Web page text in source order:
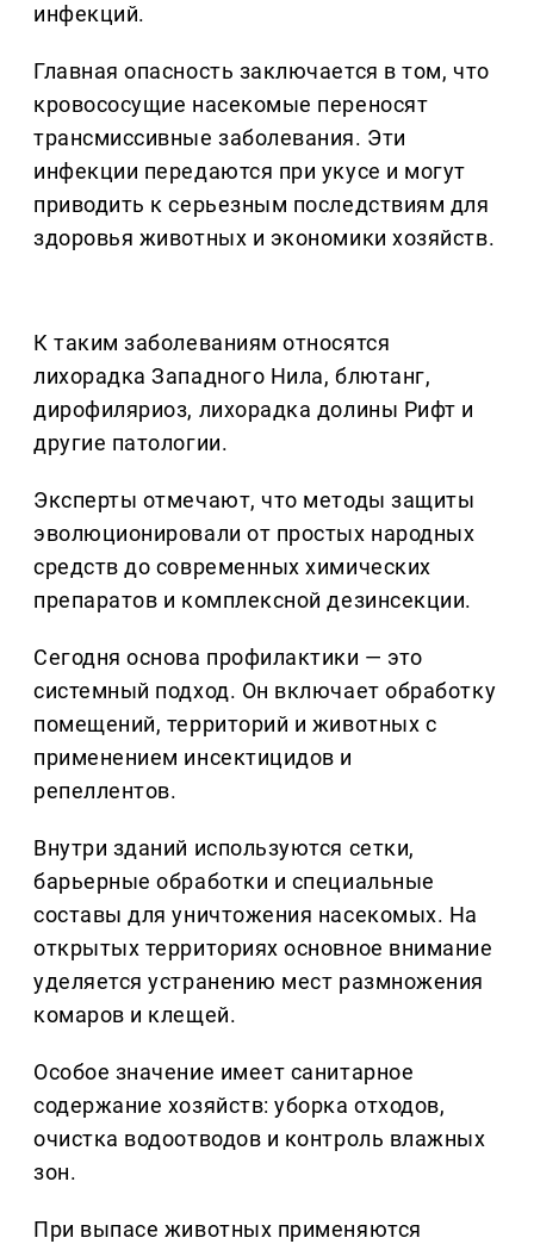
инфекций.
Главная опасность заключается в том, что
кровососущие насекомые переносят
трансмиссивные заболевания. Эти
инфекции передаются при укусе и могут
приводить к серьезным последствиям для
здоровья животных и экономики хозяйств.
К таким заболеваниям относятся
лихорадка Западного Нила, блютанг,
дирофиляриоз, лихорадка долины Рифт и
другие патологии.
Эксперты отмечают, что методы защиты
эволюционировали от простых народных
средств до современных химических
препаратов и комплексной дезинсекции.
Сегодня основа профилактики — это
системный подход. Он включает обработку
помещений, территорий и животных с
применением инсектицидов и
репеллентов.
Внутри зданий используются сетки,
барьерные обработки и специальные
составы для уничтожения насекомых. На
открытых территориях основное внимание
уделяется устранению мест размножения
комаров и клещей.
Особое значение имеет санитарное
содержание хозяйств: уборка отходов,
очистка водоотводов и контроль влажных
зон.
При выпасе животных применяются